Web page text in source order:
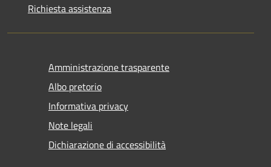
Richiesta assistenza
Amministrazione trasparente
Albo pretorio
Informativa privacy
Note legali
Dichiarazione di accessibilità